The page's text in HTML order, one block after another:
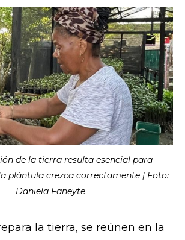
de la tierra resulta esencial para
plántula crezca correctamente | Foto:
Daniela Faneyte
la tierra, se reúnen en la